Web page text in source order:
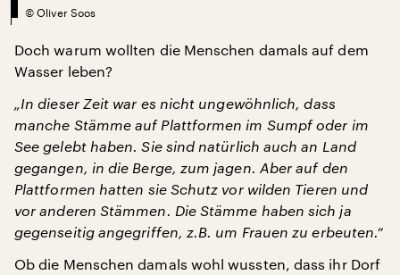
© Oliver Soos
Doch warum wollten die Menschen damals auf dem
Wasser leben?
„In dieser Zeit war es nicht ungewöhnlich, dass
manche Stämme auf Plattformen im Sumpf oder im
See gelebt haben. Sie sind natürlich auch an Land
gegangen, in die Berge, zum jagen. Aber auf den
Plattformen hatten sie Schutz vor wilden Tieren und
vor anderen Stämmen. Die Stämme haben sich ja
gegenseitig angegriffen, z.B. um Frauen zu erbeuten.“
Ob die Menschen damals wohl wussten, dass ihr Dorf